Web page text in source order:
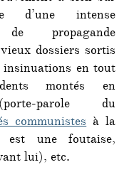
d’une intense
de propagande
dossiers sortis
insinuations en tout
montés en
parole du
communistesà la
est une foutaise,
lui), etc.